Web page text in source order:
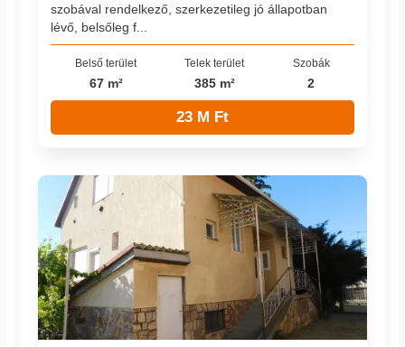
szobával rendelkező, szerkezetileg jó állapotban
lévő, belsőleg f...
Belső terület
67 m²
Telek terület
385 m²
Szobák
2
23 M Ft